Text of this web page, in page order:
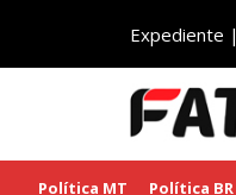
Expediente |
Política MT Política BR